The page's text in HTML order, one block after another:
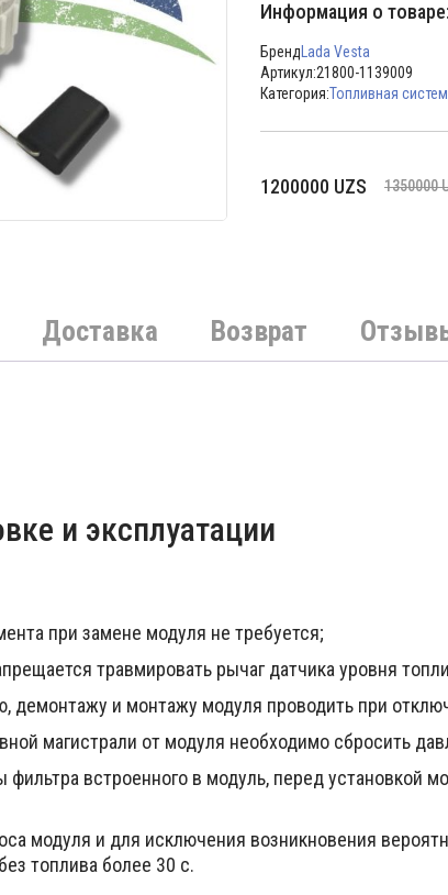
Информация о товаре:
Бренд Lada Vesta
Артикул:21800-1139009
Категория:Топливная
1350000
Первоначальная
1200000 UZS
Текущая
Доставка Возврат
и эксплуатации
при замене модуля не требуется;
травмировать рычаг датчика уровня
демонтажу и монтажу модуля проводить при
магистрали от модуля необходимо сбросить
встроенного в модуль, перед установкой
модуля и для исключения возникновения
топлива более 30 с.